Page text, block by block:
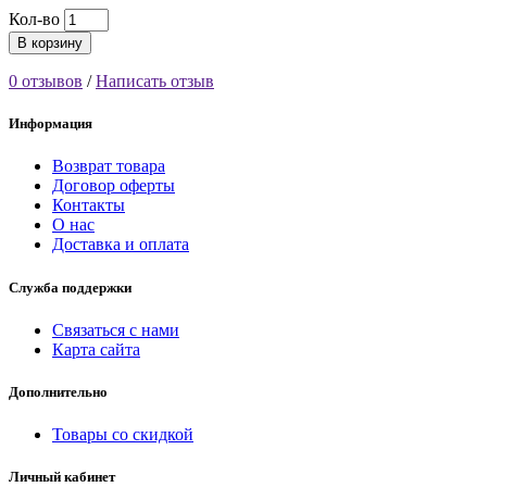
Кол-во
В корзину
0 отзывов /Написать отзыв
Информация
Возврат товара
Договор оферты
Контакты
О нас
Доставка и оплата
Служба поддержки
Связаться с нами
Карта сайта
Дополнительно
Товары со скидкой
Личный кабинет